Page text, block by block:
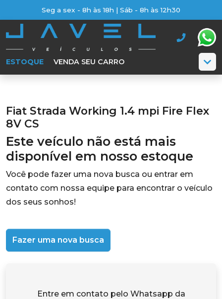
Seg a sex - 8h às 18h | Sáb - 8h às 12h30
ESTOQUE VENDA SEU CARRO
Fiat Strada Working 1.4 mpi Fire Flex
8V CS
Este veículo não está mais
disponível em nosso estoque
Você pode fazer uma nova busca ou entrar em
contato com nossa equipe para encontrar o veículo
dos seus sonhos!
Fazer uma nova busca
Entre em contato pelo Whatsapp da